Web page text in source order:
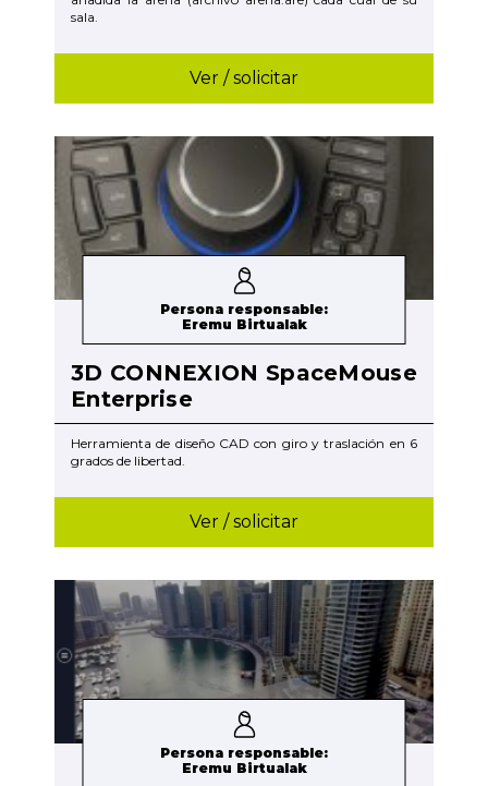
sala.
Ver / solicitar
Persona responsable:
Eremu Birtualak
3D CONNEXION SpaceMouse
Enterprise
Herramienta de diseño CAD con giro y traslación en 6
grados de libertad.
Ver / solicitar
Persona responsable:
Eremu Birtualak